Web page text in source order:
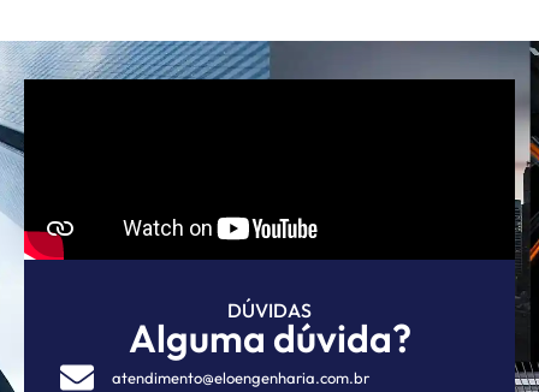
DÚVIDAS
Alguma dúvida?
atendimento@eloengenharia.com.br